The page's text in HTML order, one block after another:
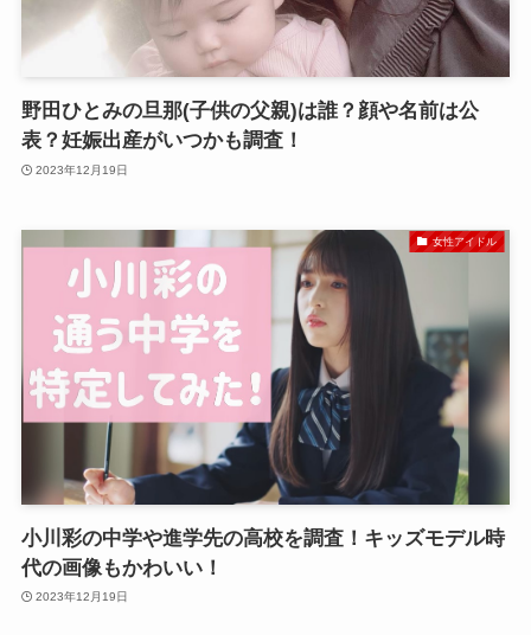
野田ひとみの旦那(子供の父親)は誰？顔や名前は公
表？妊娠出産がいつかも調査！
2023年12月19日
女性アイドル
小川彩の中学や進学先の高校を調査！キッズモデル時
代の画像もかわいい！
2023年12月19日